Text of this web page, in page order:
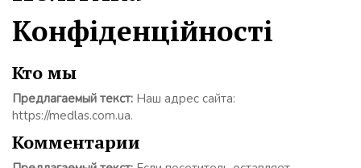
Конфіденційності
Кто мы
Предлагаемый текст: Наш адрес сайта:
https://medlas.com.ua.
Комментарии